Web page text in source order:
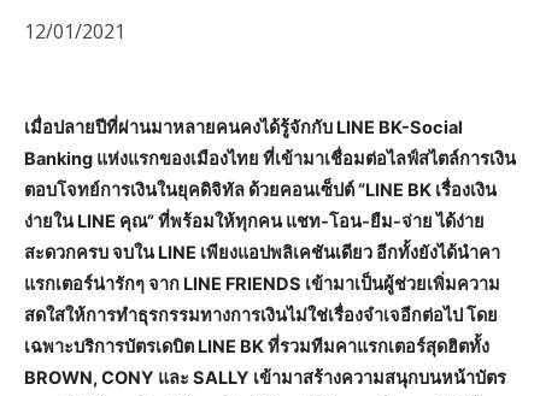
12/01/2021
เมื่อปลายปีที่ผ่านมาหลายคนคงได้รู้จักกับ LINE BK-Social
Banking แห่งแรกของเมืองไทย ที่เข้ามาเชื่อมต่อไลฟ์สไตล์การเงิน
ตอบโจทย์การเงินในยุคดิจิทัล ด้วยคอนเซ็ปต์ “LINE BK เรื่องเงิน
ง่ายใน LINE คุณ” ที่พร้อมให้ทุกคน แชท-โอน-ยืม-จ่าย ได้ง่าย
สะดวกครบ จบใน LINE เพียงแอปพลิเคชันเดียว อีกทั้งยังได้นำคา
แรกเตอร์น่ารักๆ จาก LINE FRIENDS เข้ามาเป็นผู้ช่วยเพิ่มความ
สดใสให้การทำธุรกรรมทางการเงินไม่ใช่เรื่องจำเจอีกต่อไป โดย
เฉพาะบริการบัตรเดบิต LINE BK ที่รวมทีมคาแรกเตอร์สุดฮิตทั้ง
BROWN, CONY และ SALLY เข้ามาสร้างความสนุกบนหน้าบัตร